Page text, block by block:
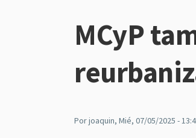
MCyP
Porjoaquin, Mié, 07/05/2025 -